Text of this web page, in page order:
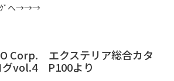
ﾛｸﾞへ→→→
Corp. エクステリア総合カタ
グvol.4 P100より